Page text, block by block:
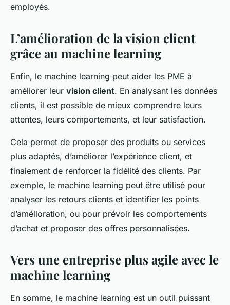
employés.
L’amélioration de la vision client
grâce au machine learning
Enfin, le machine learning peut aider les PME à
améliorer leur vision client. En analysant les données
clients, il est possible de mieux comprendre leurs
attentes, leurs comportements, et leur satisfaction.
Cela permet de proposer des produits ou services
plus adaptés, d’améliorer l’expérience client, et
finalement de renforcer la fidélité des clients. Par
exemple, le machine learning peut être utilisé pour
analyser les retours clients et identifier les points
d’amélioration, ou pour prévoir les comportements
d’achat et proposer des offres personnalisées.
Vers une entreprise plus agile avec le
machine learning
En somme, le machine learning est un outil puissant